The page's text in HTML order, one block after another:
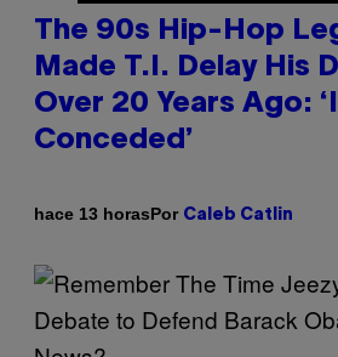
The 90s Hip-Hop
Made T.I. Delay His
Over 20 Years Ago:
Conceded’
hace 13 horasPor Caleb Catlin